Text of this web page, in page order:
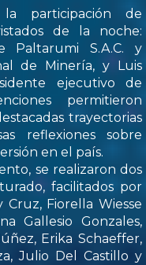
la participación de
de la noche:
Paltarumi S.A.C. y
de Minería, y Luis
ejecutivo de
permitieron
trayectorias
reflexiones sobre
en el país.
se realizaron dos
facilitados por
Fiorella Wiesse
Gallesio Gonzales,
Erika Schaeffer,
Julio Del Castillo y